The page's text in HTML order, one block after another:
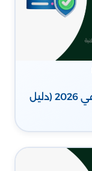
كيف تختار أفضل استضافة مواقع في 2026 (دليل